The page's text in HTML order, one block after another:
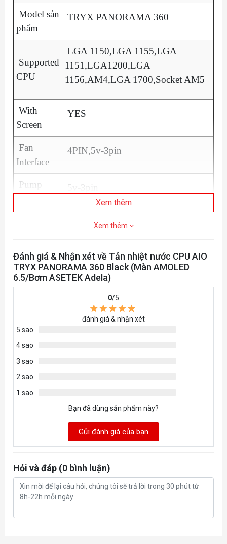
Model sản
phẩm
TRYX PANORAMA 360
Supported
CPU
LGA 1150,LGA 1155,LGA
1151,LGA1200,LGA
1156,AM4,LGA 1700,Socket AM5
With
Screen
YES
Fan
Interface
4PIN,5v-3pin
Pump
5v-3pin
Radiator
Type
360mm
Heatsink
Volume
64.19 CFM
Origin Mainland China
Xem thêm
Xem thêm
Đánh giá & Nhận xét về Tản nhiệt nước CPU AIO
TRYX PANORAMA 360 Black (Màn AMOLED
6.5/Bơm ASETEK Adela)
0/5
đánh giá & nhận xét
5 sao
4 sao
3 sao
2 sao
1 sao
Bạn đã dùng sản phẩm này?
Gửi đánh giá của bạn
Hỏi và đáp (0 bình luận)